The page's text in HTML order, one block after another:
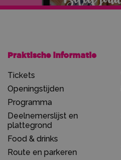
Praktische informatie
Tickets
Openingstijden
Programma
Deelnemerslijst en
plattegrond
Food & drinks
Route en parkeren